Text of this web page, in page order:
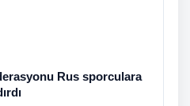
Rus sporculara